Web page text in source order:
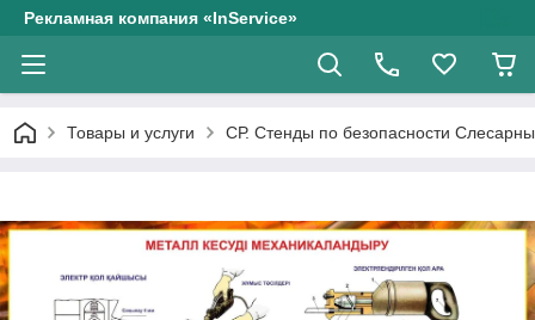
Рекламная компания «InService»
Товары и услуги СР. Стенды по безопасности